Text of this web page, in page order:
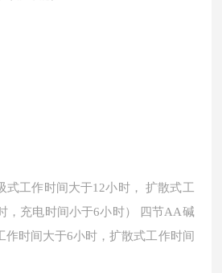
式工作时间大于12小时， 扩散式工
，充电时间小于6小时） 四节AA碱
作时间大于6小时，扩散式工作时间